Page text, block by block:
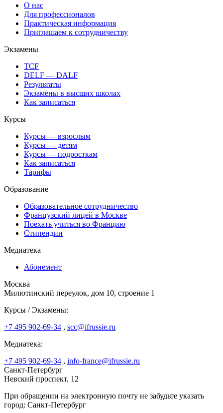
О нас
Для профессионалов
Практическая информация
Приглашаем к сотрудничеству
Экзамены
TCF
DELF — DALF
Результаты
Экзамены в высших школах
Как записаться
Курсы
Курсы — взрослым
Курсы — детям
Курсы — подросткам
Как записаться
Тарифы
Образование
Образовательное сотрудничество
Французский лицей в Москве
Поехать учиться во Францию
Стипендии
Медиатека
Абонемент
Москва
Милютинский переулок, дом 10, строение 1
Курсы / Экзамены:
+7 495 902-69-34 , scc@ifrussie.ru
Медиатека:
+7 495 902-69-34 , info-france@ifrussie.ru
Санкт-Петербург
Невский проспект, 12
При обращении на электронную почту не забудьте указать
город: Санкт-Петербург